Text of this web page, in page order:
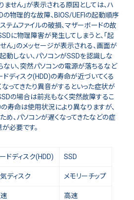
ません」が表示される原因としては、ハ
の物理的な故障、BIOS/UEFIの起動順序
テムファイルの破損、マザーボードの故
に物理障害が発生してしまうと、「起
ん」のメッセージが表示される、画面が
動しない、パソコンがSSDを認識しな
ない、突然パソコンの電源が落ちるなど
ドディスク(HDD)の寿命が近づいてくる
なってきたり異音がするといった症状が
の場合は前兆もなく突然故障するこ
の寿命は使用状況により異なりますが、
、パソコンが遅くなってきたなどの症
必要です。
ドディスク(HDD) SSD
ディスク メモリーチップ
高速